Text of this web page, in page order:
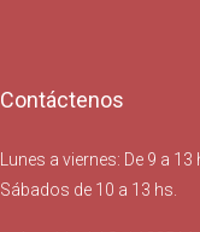
Contáctenos
Lunes a viernes: De 9 a
Sábados de 10 a 13 hs.